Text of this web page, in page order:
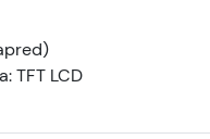
TFT LCD